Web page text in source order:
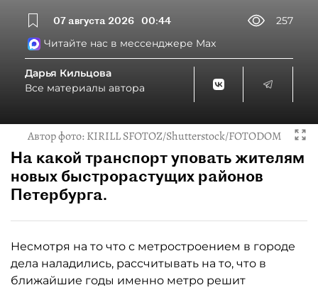
07 августа 2026 00:44
257
Читайте нас в мессенджере Max
Дарья Кильцова
Все материалы автора
Автор фото:KIRILL SFOTOZ/Shutterstock/FOTODOM
На какой транспорт уповать жителям
новых быстрорастущих районов
Петербурга.
Несмотря на то что с метростроением в городе
дела наладились, рассчитывать на то, что в
ближайшие годы именно метро решит